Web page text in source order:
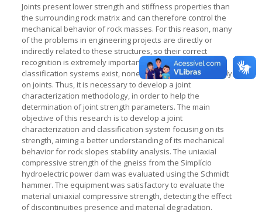
Joints present lower strength and stiffness properties than
the surrounding rock matrix and can therefore control the
mechanical behavior of rock masses. For this reason, many
of the problems in engineering projects are directly or
indirectly related to these structures, so their correct
recognition is extremely important. Although rock masses
classification systems exist, none of them focus exclusively
on joints. Thus, it is necessary to develop a joint
characterization methodology, in order to help the
determination of joint strength parameters. The main
objective of this research is to develop a joint
characterization and classification system focusing on its
strength, aiming a better understanding of its mechanical
behavior for rock slopes stability analysis. The uniaxial
compressive strength of the gneiss from the Simplício
hydroelectric power dam was evaluated using the Schmidt
hammer. The equipment was satisfactory to evaluate the
material uniaxial compressive strength, detecting the effect
of discontinuities presence and material degradation.